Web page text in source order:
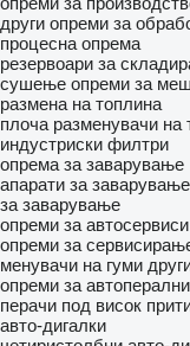
други опреми за
процесна опрема
резервоари за
сушење опреми за
размена на топлина
плоча разменувачи на
индустриски филтри
опрема за заварување
апарати за заварување
за заварување
опреми за автосервиси
опреми за
менувачи на гуми
опреми за
перачи под висок
авто-дигалки